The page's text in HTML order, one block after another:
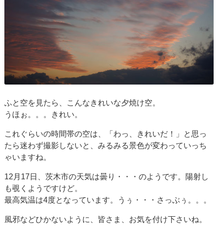
ふと空を見たら、こんなきれいな夕焼け空。
うほぉ。。。きれい。
これぐらいの時間帯の空は、「わっ、きれいだ！」と思っ
たら迷わず撮影しないと、みるみる景色が変わっていっち
ゃいますね。
12月17日、茨木市の天気は曇り・・・のようです。陽射し
も覗くようですけど。
最高気温は4度となっています。うぅ・・・さっぶぅ。。。
風邪などひかないように、皆さま、お気を付け下さいね。